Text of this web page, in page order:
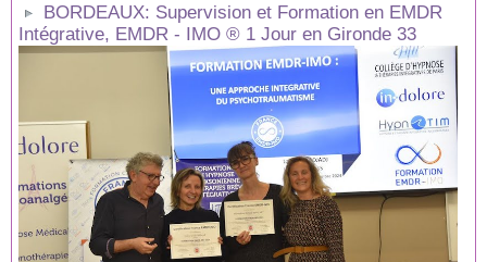
BORDEAUX: Supervision et Formation en EMDR
Intégrative, EMDR - IMO ® 1 Jour en Gironde 33